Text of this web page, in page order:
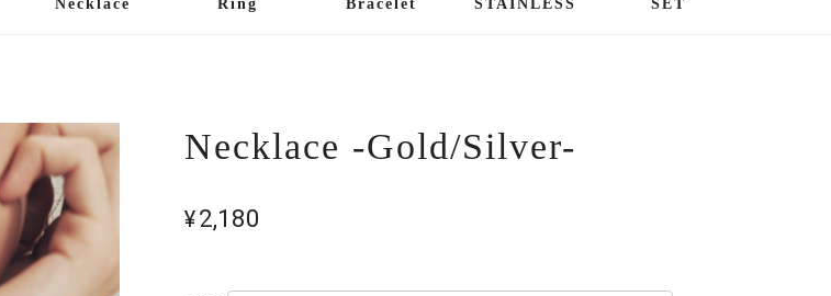
Necklace Ring Bracelet STAINLESS SET
Necklace -Gold/Silver-
¥2,180